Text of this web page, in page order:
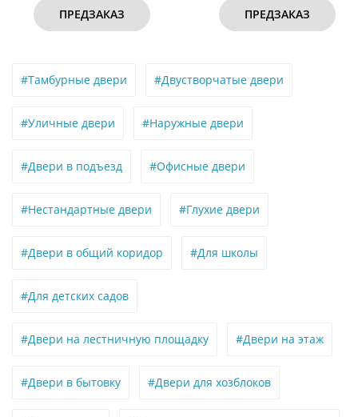
ПРЕДЗАКАЗ ПРЕДЗАКАЗ
#Тамбурные двери #Двустворчатые двери
#Уличные двери #Наружные двери
#Двери в подъезд #Офисные двери
#Нестандартные двери #Глухие двери
#Двери в общий коридор #Для школы
#Для детских садов
#Двери на лестничную площадку #Двери на этаж
#Двери в бытовку #Двери для хозблоков